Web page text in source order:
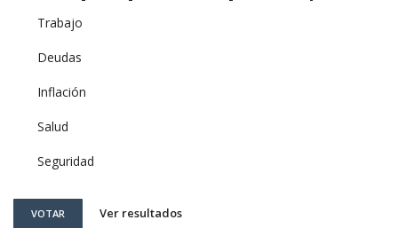
Trabajo
Deudas
Inflación
Salud
Seguridad
VOTAR Ver resultados